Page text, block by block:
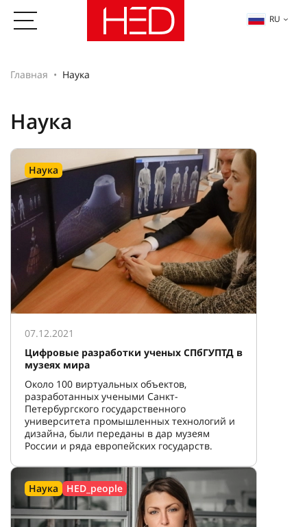
RU
Главная Наука
Наука
Наука
07.12.2021
Цифровые разработки ученых СПбГУПТД в
музеях мира
Около 100 виртуальных объектов,
разработанных учеными Санкт-
Петербургского государственного
университета промышленных технологий и
дизайна, были переданы в дар музеям
России и ряда европейских государств.
Наука HED_people